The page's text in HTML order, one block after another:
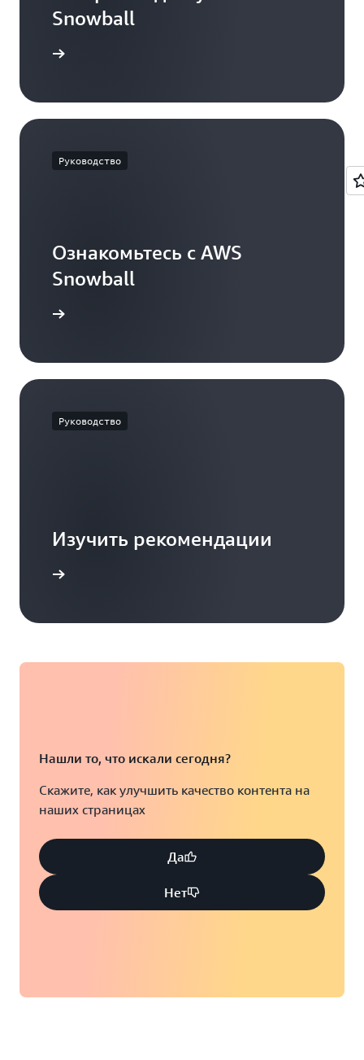
Snowball
Руководство
Ознакомьтесь с AWS
Snowball
Руководство
Изучить рекомендации
Нашли то, что искали сегодня?
Скажите, как улучшить качество контента на
наших страницах
Да
Нет